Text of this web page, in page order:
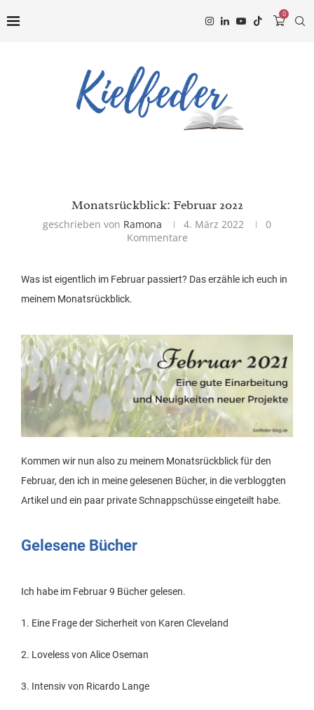
0
Monatsrückblick: Februar 2022
geschrieben von Ramona 4. März 2022
0
Kommentare
Was ist eigentlich im Februar passiert? Das erzähle ich euch in
meinem Monatsrückblick.
Kommen wir nun also zu meinem Monatsrückblick für den
Februar, den ich in meine gelesenen Bücher, in die verbloggten
Artikel und ein paar private Schnappschüsse eingeteilt habe.
Gelesene Bücher
Ich habe im Februar 9 Bücher gelesen.
1. Eine Frage der Sicherheit von Karen Cleveland
2. Loveless von Alice Oseman
3. Intensiv von Ricardo Lange